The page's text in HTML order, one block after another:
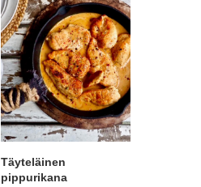
Täyteläinen
pippurikana